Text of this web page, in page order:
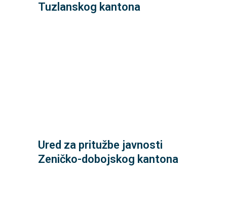
Tuzlanskog kantona
za žalbe građana,
Ured za pritužbe javnosti
Zeničko-dobojskog kantona
Zeničko-dobojski kanton, Skupština,
Ured za pritužbe javnosti“,
ul. Kučukovići br. 2,